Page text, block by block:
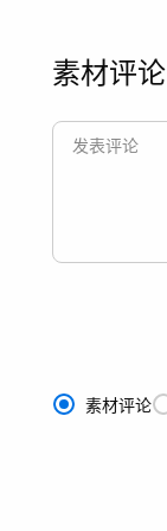
素材评论
素材评论